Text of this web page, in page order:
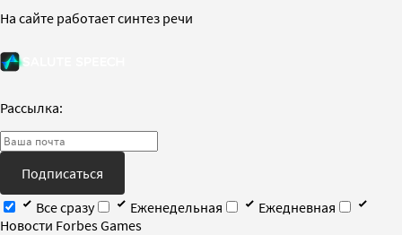
На сайте работает синтез речи
Рассылка:
Подписаться
Все сразу
Еженедельная
Ежедневная
Новости Forbes Games